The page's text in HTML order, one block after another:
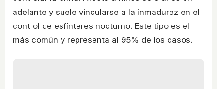
adelante y suele vincularse a la inmadurez en el
control de esfínteres nocturno. Este tipo es el
más común y representa al 95% de los casos.